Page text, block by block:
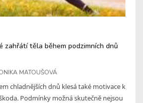
zahřátí těla během podzimních dnů
MATOUŠOVÁ
chladnějších dnů klesá také motivace k
Podmínky možná skutečně nejsou